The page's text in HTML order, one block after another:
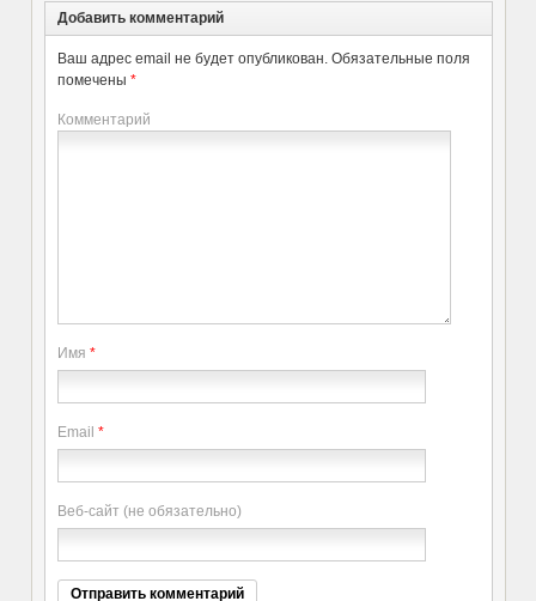
Добавить комментарий
Ваш адрес email не будет опубликован. Обязательные поля
помечены *
Комментарий
Имя *
Email *
Веб-сайт (не обязательно)